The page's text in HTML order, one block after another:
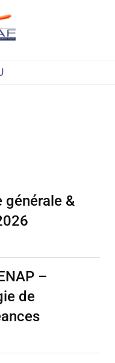
générale &
–
de